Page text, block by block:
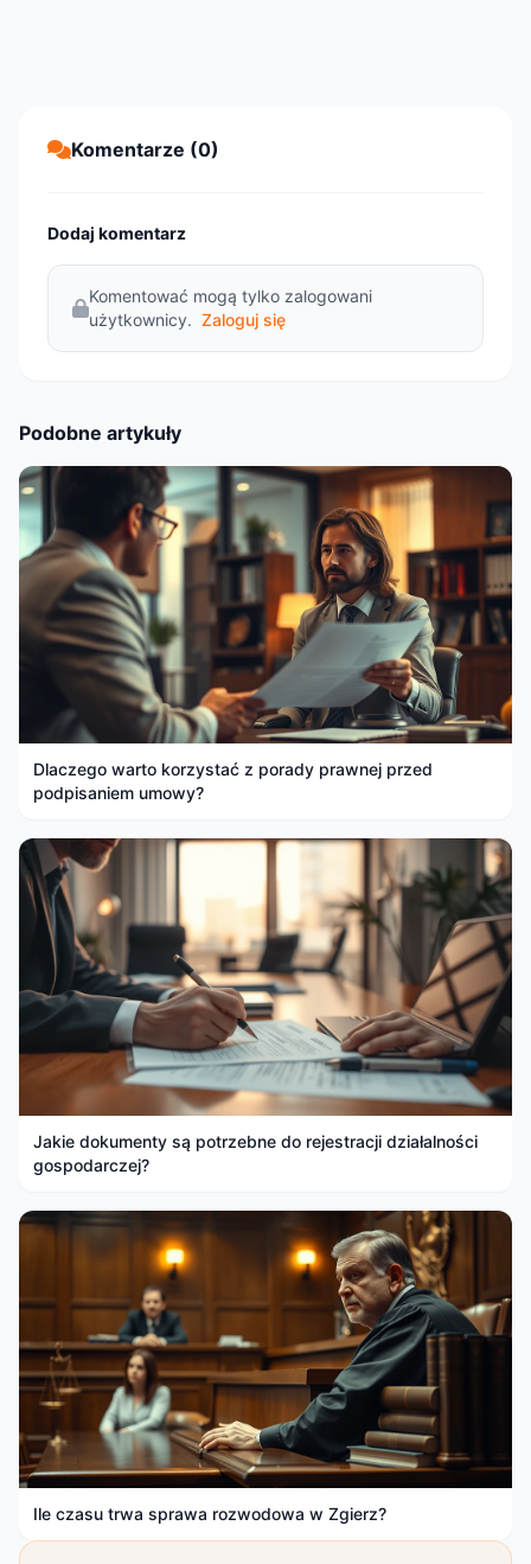
Komentarze (0)
Dodaj komentarz
Komentować mogą tylko zalogowani
użytkownicy. Zaloguj się
Podobne artykuły
Dlaczego warto korzystać z porady prawnej przed
podpisaniem umowy?
Jakie dokumenty są potrzebne do rejestracji działalności
gospodarczej?
Ile czasu trwa sprawa rozwodowa w Zgierz?